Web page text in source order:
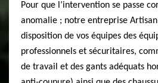
Pour que l’intervention se passe
anomalie ; notre entreprise
disposition de vos équipes des
professionnels et sécuritaires,
de travail et des gants adéquats